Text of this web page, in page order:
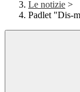
Le notizie >
Padlet "Dis-